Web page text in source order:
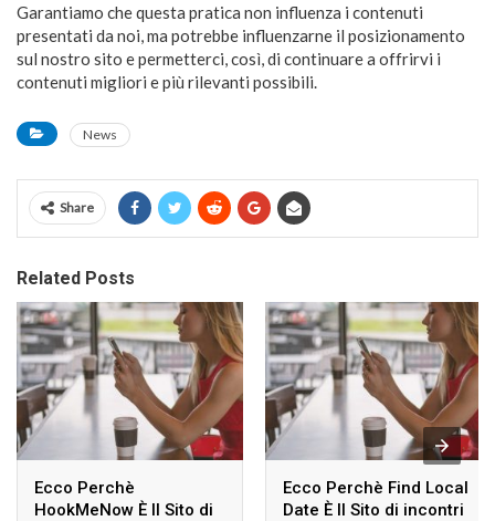
Garantiamo che questa pratica non influenza i contenuti
presentati da noi, ma potrebbe influenzarne il posizionamento
sul nostro sito e permetterci, così, di continuare a offrirvi i
contenuti migliori e più rilevanti possibili.
News
Share
Related Posts
Ecco Perchè
HookMeNow È Il Sito di
Ecco Perchè Find Local
Date È Il Sito di incontri